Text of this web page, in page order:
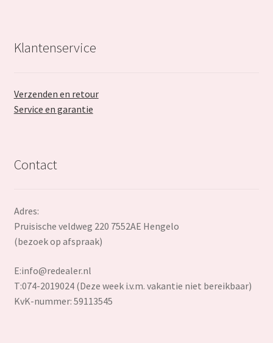
Klantenservice
Verzenden en retour
Service en garantie
Contact
Adres:
Pruisische veldweg 220 7552AE Hengelo
(bezoek op afspraak)
E:info@redealer.nl
T:074-2019024 (Deze week i.v.m. vakantie niet bereikbaar)
KvK-nummer: 59113545